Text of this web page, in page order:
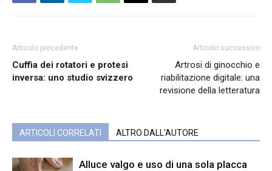
Articolo precedente
Cuffia dei rotatori e protesi
inversa: uno studio svizzero
Articolo successivo
Artrosi di ginocchio e
riabilitazione digitale: una
revisione della letteratura
ARTICOLI CORRELATI ALTRO DALL'AUTORE
Alluce valgo e uso di una sola placca